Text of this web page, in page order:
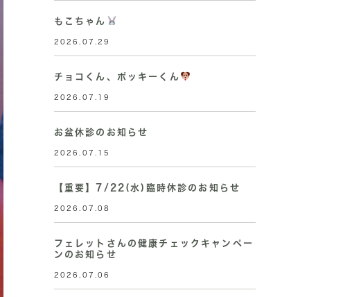
もこちゃん
2026.07.29
チョコくん、ポッキーくん
2026.07.19
お盆休診のお知らせ
2026.07.15
【重要】7/22(水)臨時休診のお知らせ
2026.07.08
フェレットさんの健康チェックキャンペー
ンのお知らせ
2026.07.06